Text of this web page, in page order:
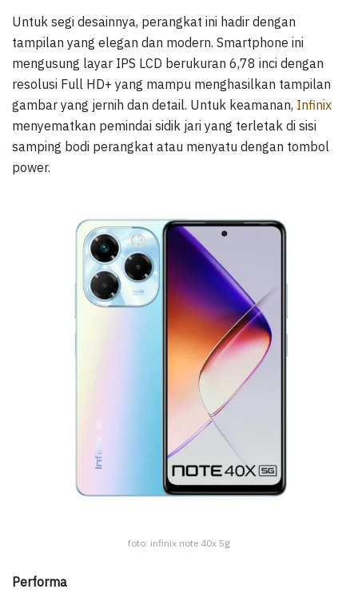
Untuk segi desainnya, perangkat ini hadir dengan
tampilan yang elegan dan modern. Smartphone ini
mengusung layar IPS LCD berukuran 6,78 inci dengan
resolusi Full HD+ yang mampu menghasilkan tampilan
gambar yang jernih dan detail. Untuk keamanan, Infinix
menyematkan pemindai sidik jari yang terletak di sisi
samping bodi perangkat atau menyatu dengan tombol
power.
foto: infinix note 40x 5g
Performa